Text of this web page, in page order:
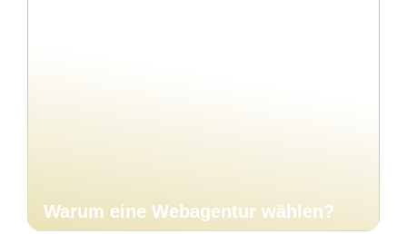
Warum eine Webagentur wählen?